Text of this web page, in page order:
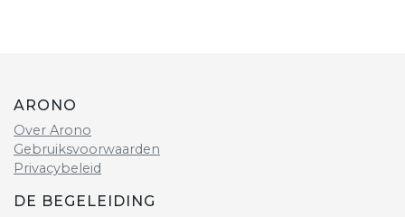
ARONO
Over Arono
Gebruiksvoorwaarden
Privacybeleid
DE BEGELEIDING